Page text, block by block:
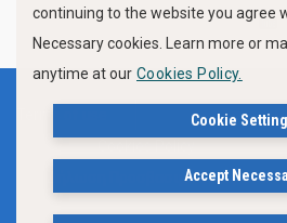
Privacy
Δήλωση Προσβασιμότητας
continuing to the website you agree
Necessary cookies. Learn more or
anytime at our Cookies Policy.
Cookie
Accept